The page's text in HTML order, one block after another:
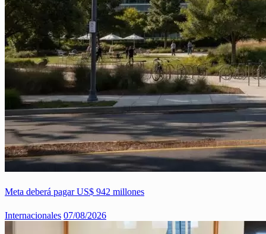
Meta deberá pagar US$ 942 millones
Internacionales 07/08/2026